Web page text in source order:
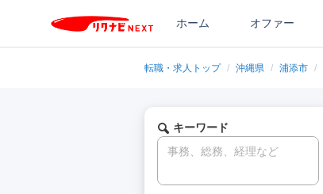
ホーム オファー
転職・求人トップ / 沖縄県 / 浦添市 /
キーワード